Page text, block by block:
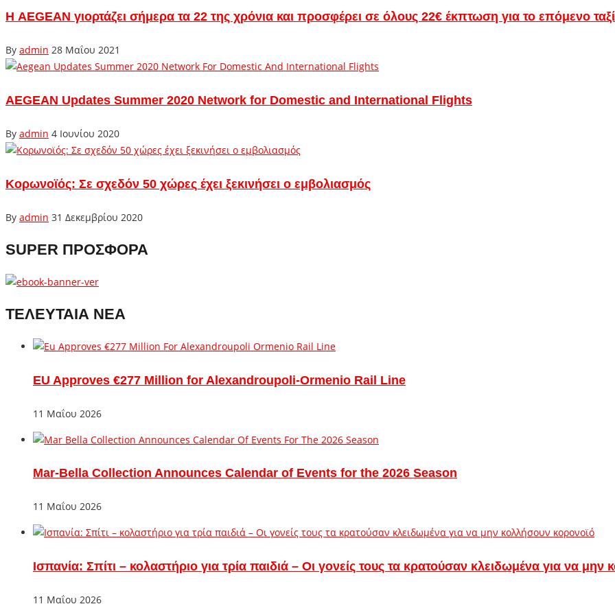
Η AEGEAN γιορτάζει σήμερα τα 22 της χρόνια και προσφέρει σε όλους 22€ έκπτωση για το επόμενο
By admin 28 Μαΐου 2021
AEGEAN Updates Summer 2020 Network for Domestic and International Flights
By admin 4 Ιουνίου 2020
Κορωνοϊός: Σε σχεδόν 50 χώρες έχει ξεκινήσει ο εμβολιασμός
By admin 31 Δεκεμβρίου 2020
SUPER ΠΡΟΣΦΟΡΑ
ΤΕΛΕΥΤΑΙΑ ΝΕΑ
EU Approves €277 Million for Alexandroupoli-Ormenio Rail Line
11 Μαΐου 2026
Mar-Bella Collection Announces Calendar of Events for the 2026 Season
11 Μαΐου 2026
Ισπανία: Σπίτι – κολαστήριο για τρία παιδιά – Οι γονείς τους τα κρατούσαν κλειδωμένα για να μην
11 Μαΐου 2026